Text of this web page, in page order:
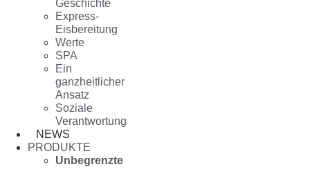
Geschichte
Express-
Eisbereitung
Werte
SPA
Ein
ganzheitlicher
Ansatz
Soziale
Verantwortung
NEWS
PRODUKTE
Unbegrenzte